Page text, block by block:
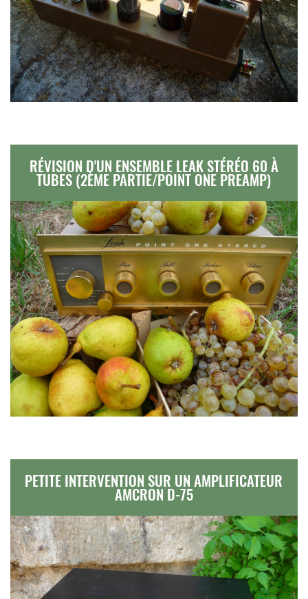
RÉVISION D'UN ENSEMBLE LEAK STÉRÉO 60 À
TUBES (2ÈME PARTIE/POINT ONE PREAMP)
PETITE INTERVENTION SUR UN AMPLIFICATEUR
AMCRON D-75